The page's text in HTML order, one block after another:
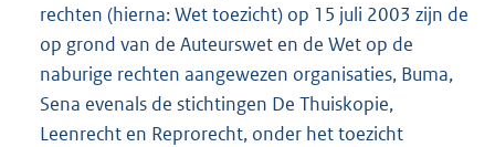
rechten (hierna: Wet toezicht) op 15 juli 2003 zijn de
op grond van de Auteurswet en de Wet op de
naburige rechten aangewezen organisaties, Buma,
Sena evenals de stichtingen De Thuiskopie,
Leenrecht en Reprorecht, onder het toezicht